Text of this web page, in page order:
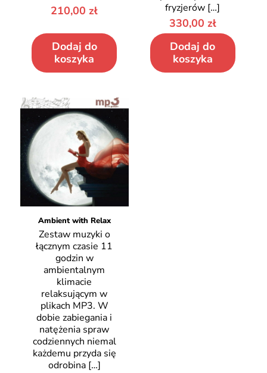
210,00zł
Dodaj do
koszyka
fryzjerów […]
330,00 zł
Dodaj do
koszyka
Ambient with Relax
Zestaw muzyki o
łącznym czasie 11
godzin w
ambientalnym
klimacie
relaksującym w
plikach MP3. W
dobie zabiegania i
natężenia spraw
codziennych niemal
każdemu przyda się
odrobina[…]